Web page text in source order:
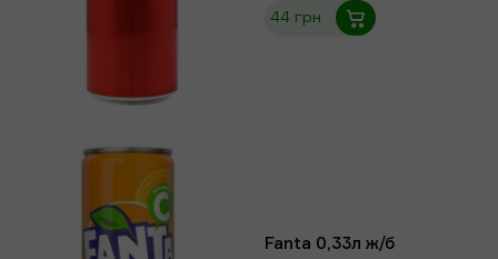
44 грн
Fanta 0,33л ж/б